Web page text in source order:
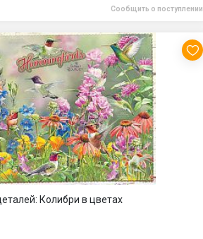
Сообщить о поступлении
Колибри в цветах